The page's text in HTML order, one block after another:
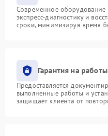
Современное оборудование
экспресс-диагностику и
сроки, минимизируя время
Гарантия на
Предоставляется
выполненные работы и
защищает клиента от